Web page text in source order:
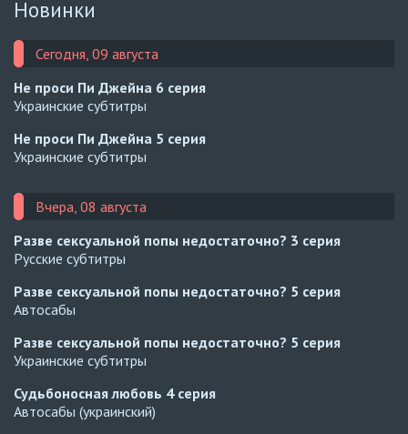
Новинки
Сегодня, 09 августа
Не проси Пи Джейна 6 серия
Украинские субтитры
Не проси Пи Джейна 5 серия
Украинские субтитры
Вчера, 08 августа
Разве сексуальной попы недостаточно? 3 серия
Русские субтитры
Разве сексуальной попы недостаточно? 5 серия
Автосабы
Разве сексуальной попы недостаточно? 5 серия
Украинские субтитры
Судьбоносная любовь 4 серия
Автосабы (украинский)